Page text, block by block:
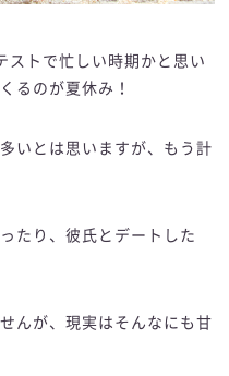
ストで忙しい時期かと思い
るのが夏休み！
いとは思いますが、もう計
たり、彼氏とデートした
んが、現実はそんなにも甘